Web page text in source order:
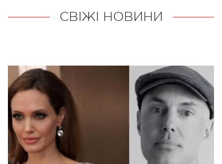
СВІЖІ НОВИНИ